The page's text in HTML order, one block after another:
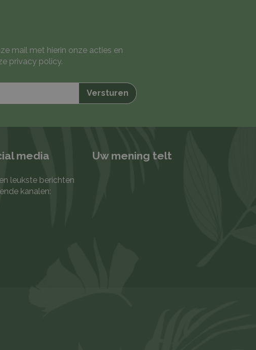
mail met hierin onze acties en
privacy policy.
media
leukste berichten
kanalen:
Uw mening telt